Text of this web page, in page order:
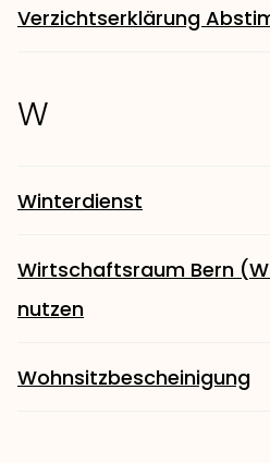
Verzichtserklärung
W
Winterdienst
Wirtschaftsraum Bern
nutzen
Wohnsitzbescheinigung